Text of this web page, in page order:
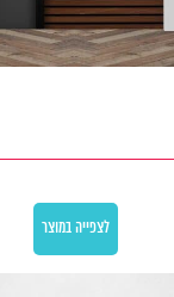
לצפייה במוצר